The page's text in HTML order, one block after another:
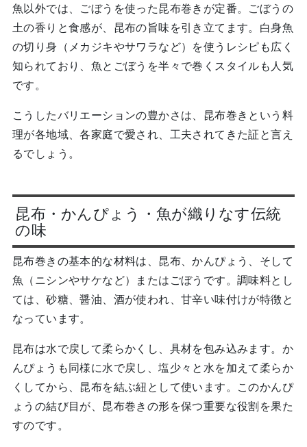
魚以外では、ごぼうを使った昆布巻きが定番。ごぼうの
土の香りと食感が、昆布の旨味を引き立てます。白身魚
の切り身（メカジキやサワラなど）を使うレシピも広く
知られており、魚とごぼうを半々で巻くスタイルも人気
です。
こうしたバリエーションの豊かさは、昆布巻きという料
理が各地域、各家庭で愛され、工夫されてきた証と言え
るでしょう。
昆布・かんぴょう・魚が織りなす伝統
の味
昆布巻きの基本的な材料は、昆布、かんぴょう、そして
魚（ニシンやサケなど）またはごぼうです。調味料とし
ては、砂糖、醤油、酒が使われ、甘辛い味付けが特徴と
なっています。
昆布は水で戻して柔らかくし、具材を包み込みます。か
んぴょうも同様に水で戻し、塩少々と水を加えて柔らか
くしてから、昆布を結ぶ紐として使います。このかんぴ
ょうの結び目が、昆布巻きの形を保つ重要な役割を果た
すのです。